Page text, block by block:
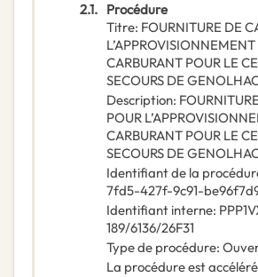
2.1. Procédure
Titre: FOURNITURE DE
L’APPROVISIONNEMENT
CARBURANT POUR LE
SECOURS DE
Description:
POUR
CARBURANT POUR LE
SECOURS DE
Identifiant de la
7fd5-427f-9c91-
Identifiant interne:
189/6136/26F31
Type de procédure:
La procédure est